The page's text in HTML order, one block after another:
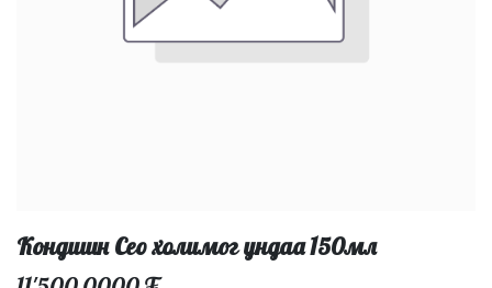
Кондишн Сео холимог ундаа 150мл